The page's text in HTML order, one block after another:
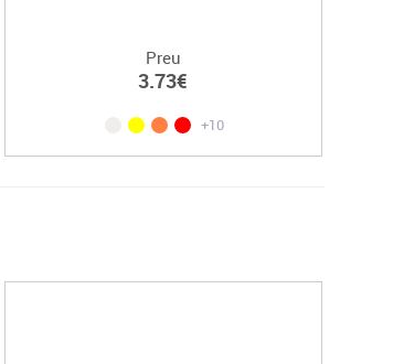
Preu
3.73€
+10